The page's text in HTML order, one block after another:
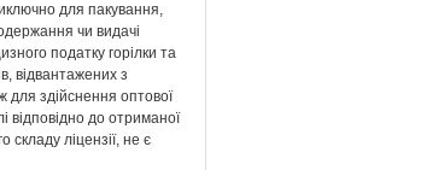
для пакування,
чи видачі
податку горілки та
відвантажених з
для здійснення оптової
відповідно до отриманої
складу ліцензії, не є